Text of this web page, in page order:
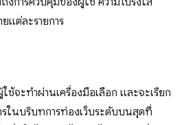
แต่ละรายการ
ช้จะทำผ่านเครื่องมือเลือก และจะเรียก
รในบริบทการท่องเว็บระดับบนสุดที่